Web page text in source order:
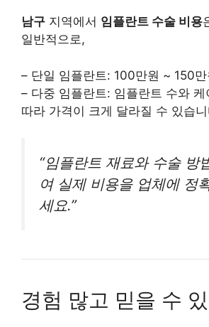
남구 지역에서 임플란트 수술 비용
일반적으로,
– 단일 임플란트: 100만원 ~ 150만
– 다중 임플란트: 임플란트 수와 케
따라 가격이 크게 달라질 수 있습
“임플란트 재료와 수술 방
여 실제 비용을 업체에 정
세요.”
경험 많고 믿을 수